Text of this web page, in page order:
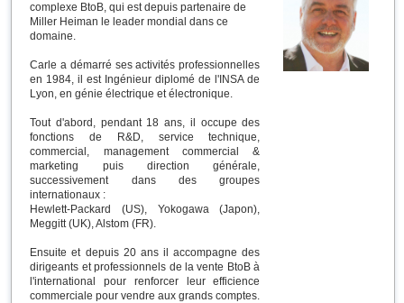
complexe BtoB, qui est depuis partenaire de
Miller Heiman le leader mondial dans ce
domaine.
Carle a démarré ses activités professionnelles
en 1984, il est Ingénieur diplomé de l'INSA de
Lyon, en génie électrique et électronique.
Tout d'abord, pendant 18 ans, il occupe des
fonctions de R&D, service technique,
commercial, management commercial &
marketing puis direction générale,
successivement dans des groupes
internationaux :
Hewlett-Packard (US), Yokogawa (Japon),
Meggitt (UK), Alstom (FR).
Ensuite et depuis 20 ans il accompagne des
dirigeants et professionnels de la vente BtoB à
l'international pour renforcer leur efficience
commerciale pour vendre aux grands comptes.